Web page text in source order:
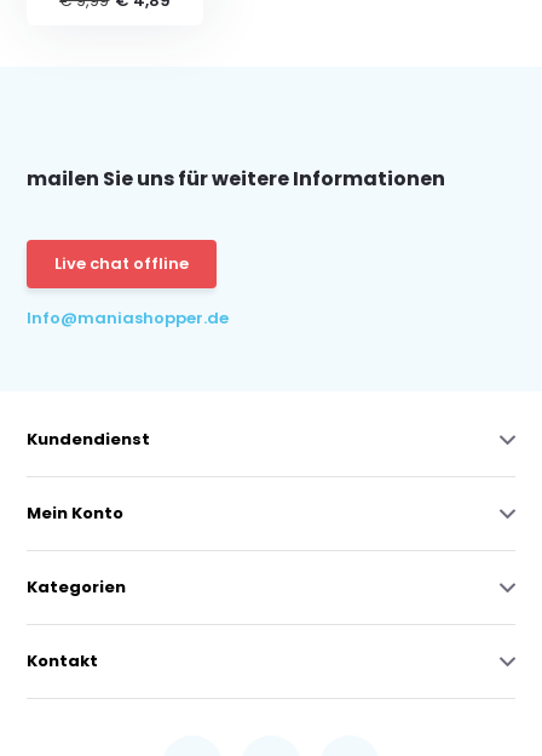
mailen Sie uns für weitere Informationen
Live chat offline
Info@maniashopper.de
Kundendienst
Mein Konto
Kategorien
Kontakt